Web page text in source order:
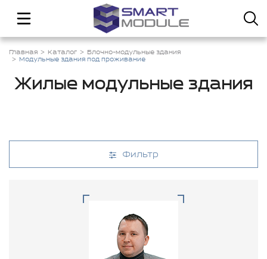
Главная Каталог
Блочно-модульные здания
Модульные здания под проживание
Жилые модульные здания
Фильтр